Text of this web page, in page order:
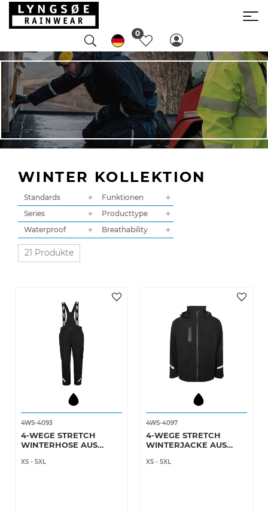
0
WINTER KOLLEKTION
Standards
Funktionen
Series
Producttype
Waterproof
Breathability
21 Produkte
4WS-4093
4-WEGE STRETCH
WINTERHOSE AUS
QUALITÄT
XS - 5XL
4WS-4097
4-WEGE STRETCH
WINTERJACKE AUS
QUALITÄT
XS - 5XL